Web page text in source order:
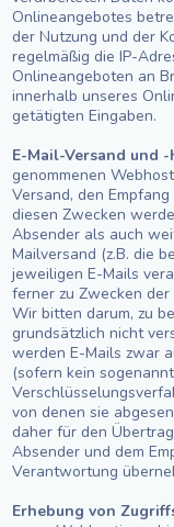
Onlineangebotes
der Nutzung und der
regelmäßig die IP-
Onlineangeboten an
innerhalb unseres
getätigten Eingaben.
E-Mail-Versand und
genommenen
Versand, den
diesen Zwecken
Absender als auch
Mailversand (z.B. die
jeweiligen E-Mails
ferner zu Zwecken
Wir bitten darum, zu
grundsätzlich nicht
werden E-Mails zwar
(sofern kein
von denen sie
daher für den
Absender und dem
Verantwortung
Erhebung von